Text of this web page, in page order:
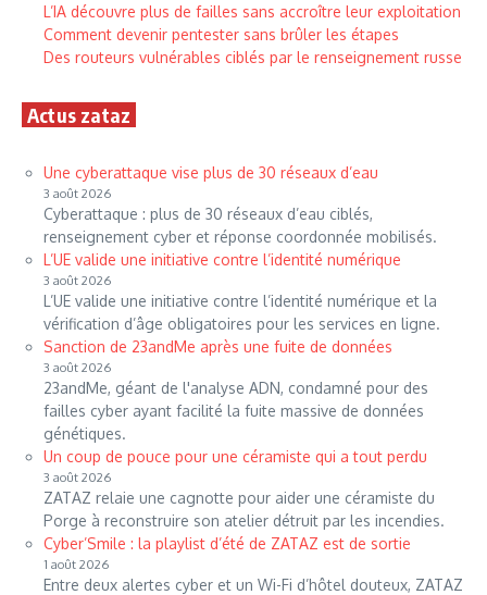
L’IA découvre plus de failles sans accroître leur exploitation
Comment devenir pentester sans brûler les étapes
Des routeurs vulnérables ciblés par le renseignement russe
Actus zataz
Une cyberattaque vise plus de 30 réseaux d’eau
3 août 2026
Cyberattaque : plus de 30 réseaux d’eau ciblés,
renseignement cyber et réponse coordonnée mobilisés.
L’UE valide une initiative contre l’identité numérique
3 août 2026
L’UE valide une initiative contre l’identité numérique et la
vérification d’âge obligatoires pour les services en ligne.
Sanction de 23andMe après une fuite de données
3 août 2026
23andMe, géant de l'analyse ADN, condamné pour des
failles cyber ayant facilité la fuite massive de données
génétiques.
Un coup de pouce pour une céramiste qui a tout perdu
3 août 2026
ZATAZ relaie une cagnotte pour aider une céramiste du
Porge à reconstruire son atelier détruit par les incendies.
Cyber’Smile : la playlist d’été de ZATAZ est de sortie
1 août 2026
Entre deux alertes cyber et un Wi-Fi d’hôtel douteux, ZATAZ